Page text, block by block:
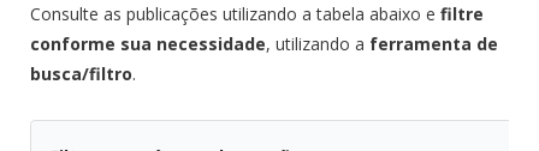
Consulte as publicações utilizando a tabela abaixo e filtre
conforme sua necessidade, utilizando a ferramenta de
busca/filtro.